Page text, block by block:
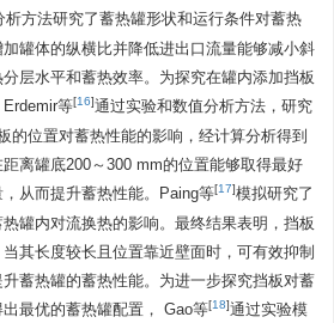
析方法研究了蓄热罐形状和运行条件对蓄热
罐体的纵横比并降低进出口流量能够减小斜
层水平和蓄热效率。为探究在罐内添加挡板
等[16]通过实验和数值分析方法，研究
的位置对蓄热性能的影响，经计算分析得到
离罐底200～300 mm的位置能够取得最好
从而提升蓄热性能。Paing等[17]模拟研究了
罐内对流换热的影响。最终结果表明，挡板
其长度较长且位置靠近壁面时，可有效抑制
蓄热罐的蓄热性能。为进一步探究挡板对蓄
最优的蓄热罐配置， Gao等[18]通过实验模